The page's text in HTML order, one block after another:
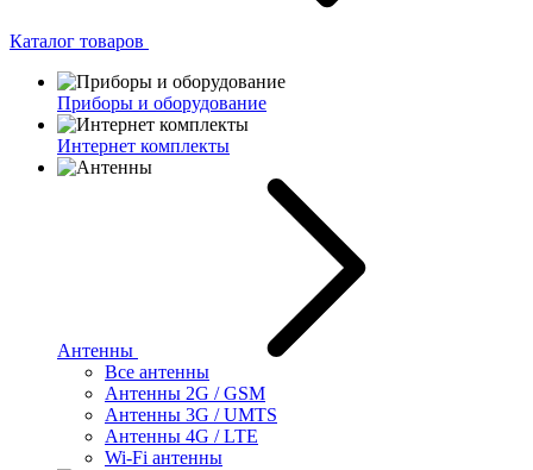
Каталог товаров
Приборы и оборудование
Интернет комплекты
Антенны
Все антенны
Антенны 2G / GSM
Антенны 3G / UMTS
Антенны 4G / LTE
Wi-Fi антенны